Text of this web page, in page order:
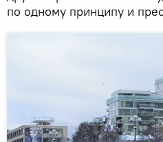
по одному принципу и